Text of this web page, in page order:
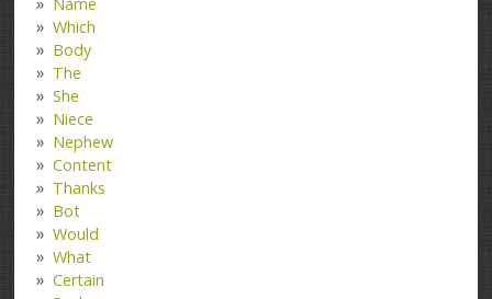
Name
Which
Body
The
She
Niece
Nephew
Content
Thanks
Bot
Would
What
Certain